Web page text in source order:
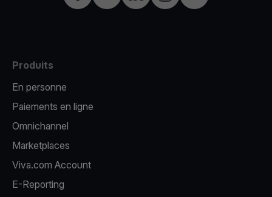
Produits
En personne
Paiements en ligne
Omnichannel
Marketplaces
Viva.com Account
E-Reporting